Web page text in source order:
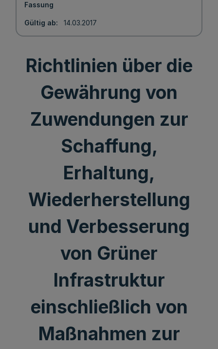
Fassung
Gültig ab 14.03.2017
Richtlinien über die
Gewährung von
Zuwendungen zur
Schaffung,
Erhaltung,
Wiederherstellung
und Verbesserung
von Grüner
Infrastruktur
einschließlich von
Maßnahmen zur